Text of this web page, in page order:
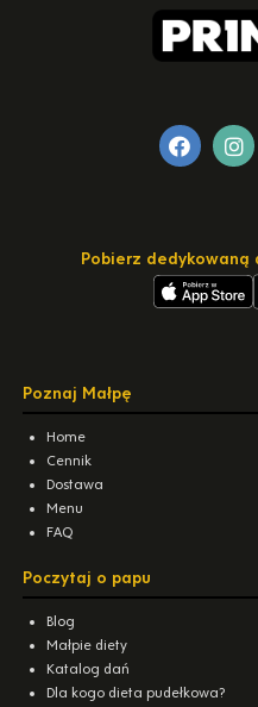
Pobierz dedykowaną
Poznaj Małpę
Home
Cennik
Dostawa
Menu
FAQ
Poczytaj o papu
Blog
Małpie diety
Katalog dań
Dla kogo dieta pudełkowa?